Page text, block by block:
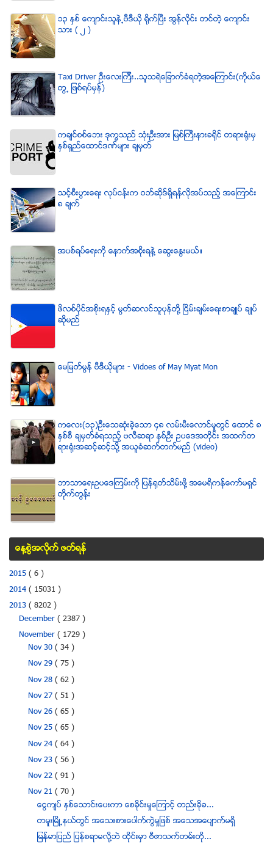
၁၃ ႏွစ္ ေက်ာင္းသူနဲ႕ဗီဒီယို ရိုက္ျပီး အြန္လိုင္း တင္တဲ့ ေက်ာင္း
သား ( ၂ )
Taxi Driver ဦးေလးၾကီး..သူသရဲေျခာက္ခံရတဲ့အေၾကာင္း(ကိုယ္ေ
တြ႕ ျဖစ္ရပ္မွန္)
ကခ်င္စစ္ေဘး ဒုကၡသည္ သံုးဦးအား ျမစ္ႀကီးနားခရိုင္ တရားရံုးမွ
ႏွစ္ရွည္ေထာင္ဒဏ္မ်ား ခ်မွတ္
သင့္စီးပြားေရး လုပ္ငန္းက ဝဘ္ဆိုဒ္ရွိရန္လိုအပ္သည့္ အေၾကာင္း
၈ ခ်က္
အပစ္ရပ္ေရးကို ေနာက္အစိုးရနဲ႔ ေဆြးေႏြးမယ္။
ဖိလစ္ပိုင္အစိုးရႏွင့္ မြတ္ဆလင္သူပုန္တို႔ ၿငိမ္းခ်မ္းေရးစာခ်ဳပ္ ခ်ဳပ္
ဆိုမည္
ေမျမတ္မြန္ ဗီဒီယုိမ်ား - Vidoes of May Myat Mon
ကေလး(၁၃)ဦးေသဆံုးခဲ့ေသာ ၄၈ လမ္းမီးေလာင္မႈတြင္ ေထာင္ ၈
ႏွစ္စီ ခ်မွတ္ခံရသည့္ ဗလီဆရာ ႏွစ္ဦး ဥပေဒအတိုင္း အထက္တ
ရားရံုးအဆင့္ဆင့္သို႔ အယူခံဆက္တက္မည္ (video)
ဘာသာေရးဥပေဒၾကမ္းကို ျပန္ရုတ္သိမ္းဖို႔ အေမရိကန္ေကာ္မရွင္
တိုက္တြန္း
ေန႔စြဲအလိုက္ ဖတ္ရန္
2015 ( 6 )
2014 ( 15031 )
2013 ( 8202 )
December ( 2387 )
November ( 1729 )
Nov 30( 34 )
Nov 29( 75 )
Nov 28( 62 )
Nov 27( 51 )
Nov 26( 65 )
Nov 25( 65 )
Nov 24( 64 )
Nov 23( 56 )
Nov 22( 91 )
Nov 21( 70 )
ေငြက်ပ္ ႏွစ္ေသာင္းေပးကာ ေစခိုင္းမႈေၾကာင့္ တည္းခိုခ...
တမူးၿမိဳ႕နယ္တြင္ အေသးစားေပါက္ကြဲမႈျဖစ္ အေသအေပ်ာက္မရွိ
ျမန္မာျပည္ ျပန္စရာမလို့ဘဲ ထိုင္းမွာ ဗီဇာသက္တမ္းတို...